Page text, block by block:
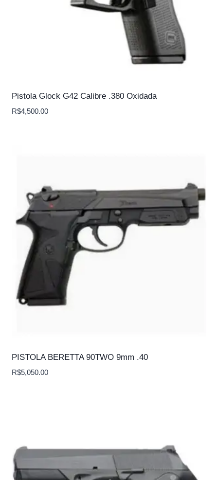
Pistola Glock G42 Calibre .380 Oxidada
R$4,500.00
PISTOLA BERETTA 90TWO 9mm .40
R$5,050.00